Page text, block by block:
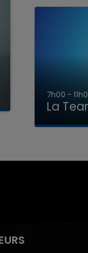
7h00 -
La